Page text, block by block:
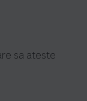
sa ateste